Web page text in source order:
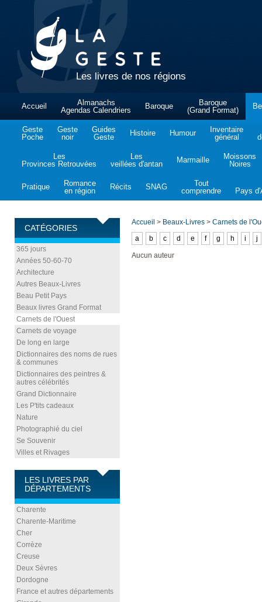
Les livres de nos régions
Accueil
Almanachs
Agendas Calendriers
Baroque
Baroque
(Grand Format)
Geste
Poche
Geste
noir
Guides
Geste
Histoire Humour
Inventaire
général
Les
Provinces Retrouvées
Les
veillées d'antan
Marmaille
Moissons
Noires
Pratique
Romance
en région
Récits SNAG
Tout
comprendre
Pays
CATÉGORIES
365 jours
Années 50-60-70
Architecture
Autres Beaux-Livres
Beau Petit Pays
Beaux livres Grand Format
Carnets de l'Ouest
Carnets de voyage
De long en large
Dictionnaires des noms de rues
& communes
Dictionnaires des peintres &
autres célébrités
Grand Dictionnaire
Les P'tits cadeaux
Nature
Photographié du ciel
Se Souvenir
Villes et Rivages
LES LIVRES PAR
DÉPARTEMENTS
Charente
Charente-Maritime
Cher
Corrèze
Creuse
Deux Sèvres
Dordogne
France et autres départements
Accueil > Beaux-Livres > Carnets de
a
b c d e f g h i j
Aucun auteur